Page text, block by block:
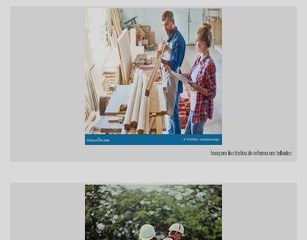
Imagem ilustrativa de reforma em telhados